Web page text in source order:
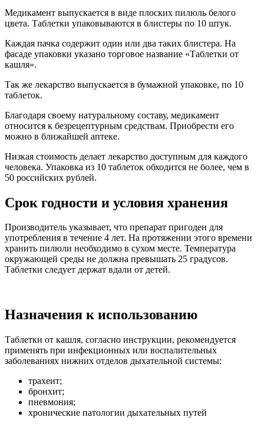
Медикамент выпускается в виде плоских пилюль белого
цвета. Таблетки упаковываются в блистеры по 10 штук.
Каждая пачка содержит один или два таких блистера. На
фасаде упаковки указано торговое название «Таблетки от
кашля».
Так же лекарство выпускается в бумажной упаковке, по 10
таблеток.
Благодаря своему натуральному составу, медикамент
относится к безрецептурным средствам. Приобрести его
можно в ближайшей аптеке.
Низкая стоимость делает лекарство доступным для каждого
человека. Упаковка из 10 таблеток обходится не более, чем в
50 российских рублей.
Срок годности и условия хранения
Производитель указывает, что препарат пригоден для
употребления в течение 4 лет. На протяжении этого времени
хранить пилюли необходимо в сухом месте. Температура
окружающей среды не должна превышать 25 градусов.
Таблетки следует держат вдали от детей.
Назначения к использованию
Таблетки от кашля, согласно инструкции, рекомендуется
применять при инфекционных или воспалительных
заболеваниях нижних отделов дыхательной системы:
трахеит;
бронхит;
пневмония;
хронические патологии дыхательных путей